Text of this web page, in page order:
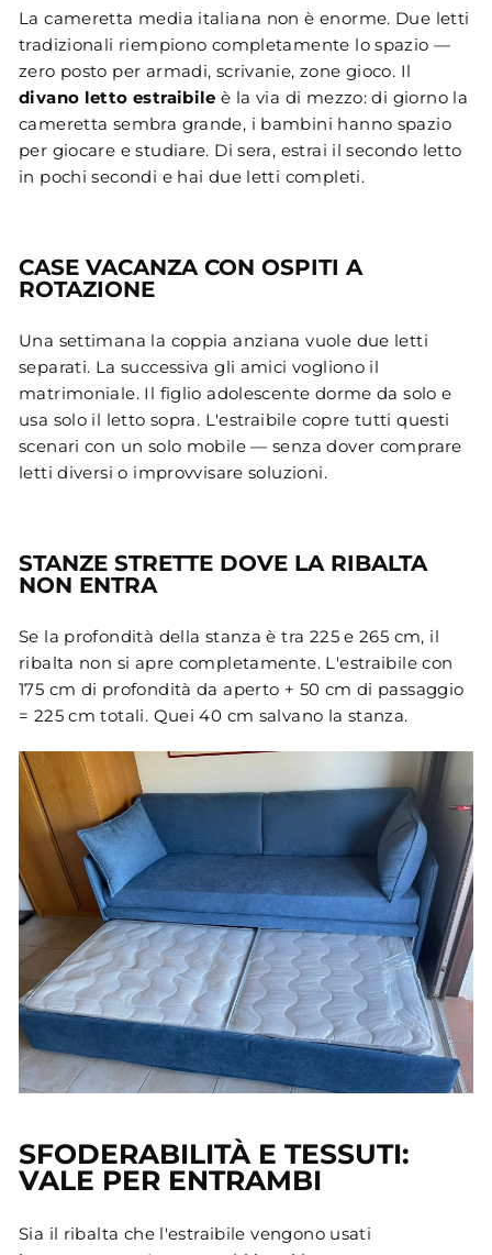
La cameretta media italiana non è enorme. Due letti
tradizionali riempiono completamente lo spazio —
zero posto per armadi, scrivanie, zone gioco. Il
divano letto estraibile è la via di mezzo: di giorno la
cameretta sembra grande, i bambini hanno spazio
per giocare e studiare. Di sera, estrai il secondo letto
in pochi secondi e hai due letti completi.
CASE VACANZA CON OSPITI A
ROTAZIONE
Una settimana la coppia anziana vuole due letti
separati. La successiva gli amici vogliono il
matrimoniale. Il figlio adolescente dorme da solo e
usa solo il letto sopra. L'estraibile copre tutti questi
scenari con un solo mobile — senza dover comprare
letti diversi o improvvisare soluzioni.
STANZE STRETTE DOVE LA RIBALTA
NON ENTRA
Se la profondità della stanza è tra 225 e 265 cm, il
ribalta non si apre completamente. L'estraibile con
175 cm di profondità da aperto + 50 cm di passaggio
= 225 cm totali. Quei 40 cm salvano la stanza.
SFODERABILITÀ E TESSUTI:
VALE PER ENTRAMBI
Sia il ribalta che l'estraibile vengono usati